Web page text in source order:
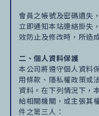
會員之帳號及密碼遺失
立即通知本站連絡掛失
效防止及修改時，所造
二、個人資料保護
本公司將遵守個人資料
用條款、隱私權政策或
資料。在下列情況下，
給相關機關，或主張其
件之第三人：